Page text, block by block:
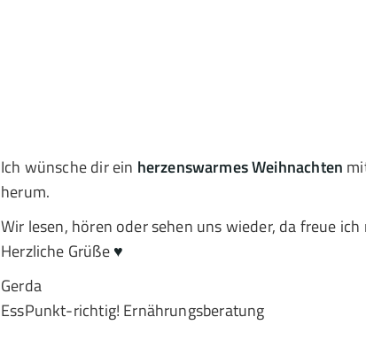
Ich wünsche dir ein herzenswarmes Weihnachten
herum.
Wir lesen, hören oder sehen uns wieder, da freue
Herzliche Grüße♥
Gerda
EssPunkt-richtig! Ernährungsberatung